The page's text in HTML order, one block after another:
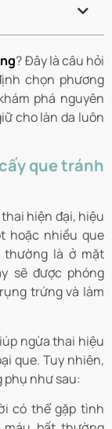
? Đây là câu hỏi
chọn phương
phá nguyên
cho làn da luôn
que tránh
hiện đại, hiệu
hoặc nhiều que
thường là ở mặt
sẽ được phóng
trứng và làm
ngừa thai hiệu
que. Tuy nhiên,
phụ như sau:
có thể gặp tình